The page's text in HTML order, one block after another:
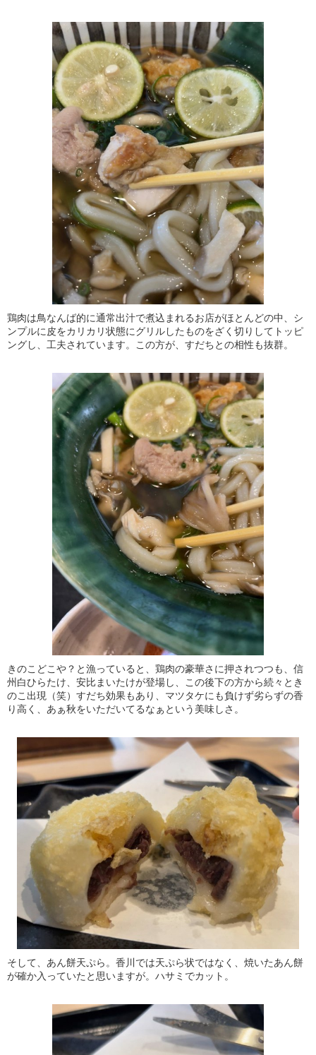
鶏肉は鳥なんば的に通常出汁で煮込まれるお店がほとんどの中、シ
ンプルに皮をカリカリ状態にグリルしたものをざく切りしてトッピ
ングし、工夫されています。この方が、すだちとの相性も抜群。
きのこどこや？と漁っていると、鶏肉の豪華さに押されつつも、信
州白ひらたけ、安比まいたけが登場し、この後下の方から続々とき
のこ出現（笑）すだち効果もあり、マツタケにも負けず劣らずの香
り高く、あぁ秋をいただいてるなぁという美味しさ。
そして、あん餅天ぷら。香川では天ぷら状ではなく、焼いたあん餅
が確か入っていたと思いますが。ハサミでカット。